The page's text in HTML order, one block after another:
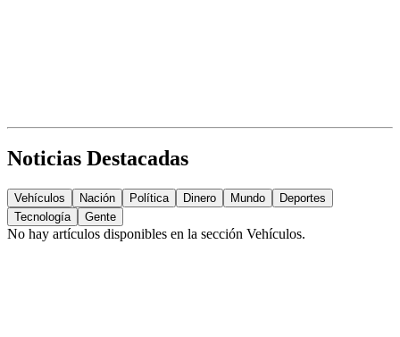
Noticias Destacadas
Vehículos Nación Política Dinero Mundo
Deportes
Tecnología
Gente
No hay artículos disponibles en la sección Vehículos.